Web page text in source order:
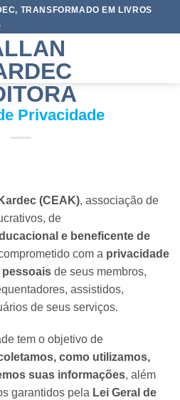
TRANSFORMADO EM LIVROS
Privacidade
(CEAK), associação de
de
e beneficente de
com a privacidade
de seus membros,
assistidos,
de seus serviços.
tem o objetivo de
como utilizamos,
suas informações, além
garantidos pela Lei Geral de